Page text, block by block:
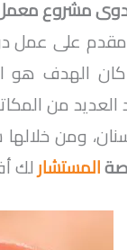
مشروع معمل
على عمل
كان الهدف
العديد من
ومن
المستشارلك